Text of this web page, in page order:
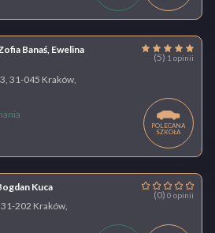
Banaś, Ewelina
(5) 1 opinii
31-045 Kraków,
POLECANA
SZKOŁA
Kuca
(0) 0 opinii
202 Kraków,